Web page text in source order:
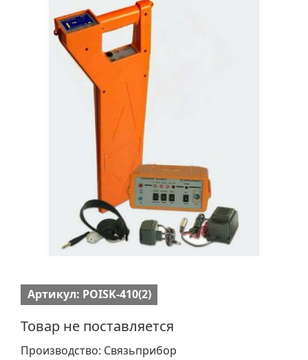
Артикул: POISK-410(2)
Товар не поставляется
Производство: Связьприбор